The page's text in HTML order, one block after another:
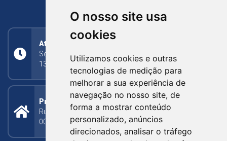
O nosso site usa
cookies
Utilizamos cookies e outras
tecnologias de medição para
melhorar a sua experiência de
navegação no nosso site, de
forma a mostrar conteúdo
personalizado, anúncios
direcionados, analisar o tráfego
Atendimento
Segunda a Sexta: 8h às 11h30min (manhã);
13h30min às 17h (tarde)
Prefeitura Municipal
Rua Silva Jardim, 505 - Bairro Centro - CEP: 95340-
000